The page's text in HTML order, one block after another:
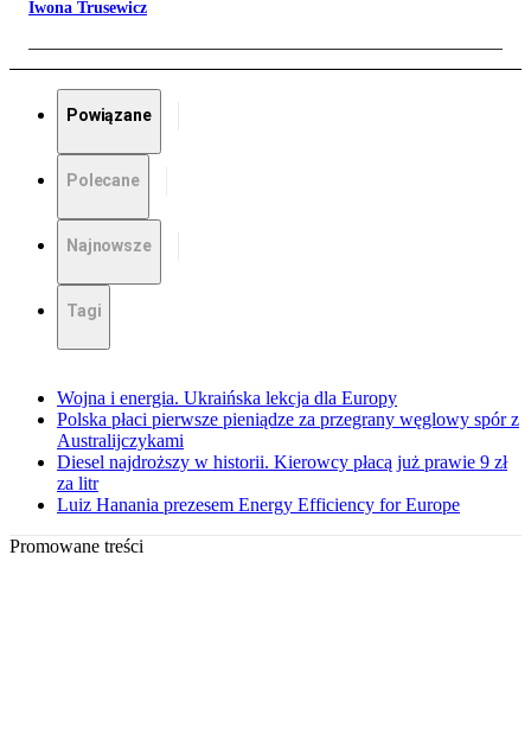
Iwona Trusewicz
Powiązane
Polecane
Najnowsze
Tagi
Wojna i energia. Ukraińska lekcja dla Europy
Polska płaci pierwsze pieniądze za przegrany węglowy spór z
Australijczykami
Diesel najdroższy w historii. Kierowcy płacą już prawie 9 zł
za litr
Luiz Hanania prezesem Energy Efficiency for Europe
Promowane treści